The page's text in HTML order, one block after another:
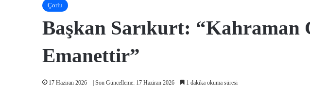
Çorlu
Başkan Sarıkurt: “Kahraman
Emanettir”
17 Haziran 2026 | Son Güncelleme: 17 Haziran 2026 1 dakika okuma süresi